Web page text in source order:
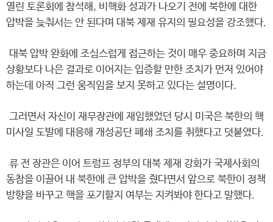
열린 토론회에 참석해, 비핵화 성과가 나오기 전에 북한에 대한
압박을 늦춰서는 안 된다며 대북 제재 유지의 필요성을 강조했다.
대북 압박 완화에 조심스럽게 접근하는 것이 매우 중요하며 지금
상황보다 나은 결과로 이어지는 입증할 만한 조치가 먼저 있어야
하는데 아직 그런 움직임을 보지 못하고 있다는 설명이다.
그러면서 자신이 재무장관에 재임했었던 당시 미국은 북한의 핵
미사일 도발에 대응해 개성공단 폐쇄 조치를 취했다고 덧붙였다.
류 전 장관은 이어 트럼프 정부의 대북 제재 강화가 국제사회의
동참을 이끌어 내 북한에 큰 압박을 줬다면서 앞으로 북한이 정책
방향을 바꾸고 핵을 포기할지 여부는 지켜봐야 한다고 말했다.